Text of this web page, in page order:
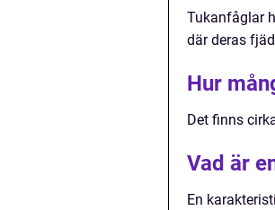
Tukanfåglar
där deras
Hur
Det finns
Vad är
En